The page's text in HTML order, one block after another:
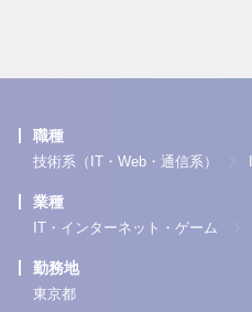
職種
技術系（IT・Web・通信系）
業種
IT・インターネット・ゲーム
勤務地
東京都